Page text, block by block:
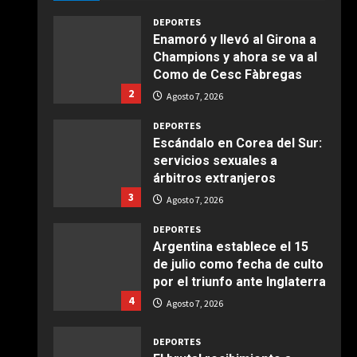
COCINA
Ensalada de espinacas
deliciosa
COCINA
Boquerones fritos en
freidora de aire
COCINA
Buñuelos de alcachofas
2
DEPORTES
Enamoró y llevó al Girona a
Champions y ahora se va al
Como de Cesc Fàbregas
Agosto 7, 2026
3
DEPORTES
Escándalo en Corea del Sur:
servicios sexuales a
árbitros extranjeros
Agosto 7, 2026
4
DEPORTES
Argentina establece el 15
de julio como fecha de culto
por el triunfo ante Inglaterra
Agosto 7, 2026
DEPORTES